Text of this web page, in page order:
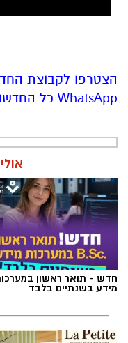
הצטרפו לקבוצת
WhatsApp כל החדשות לחצו כאן
חדש - תואר ראשון
מידע בשנתיים בלבד